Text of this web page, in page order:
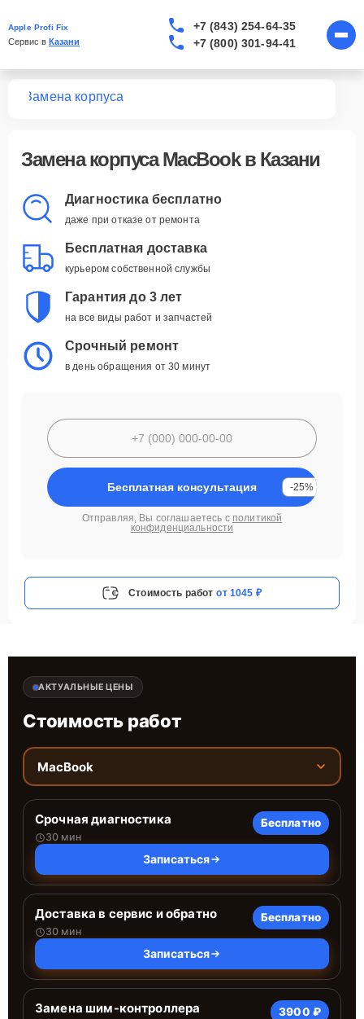
Apple Profi Fix
Сервис в Казани
+7 (843) 254-64-35
+7 (800) 301-94-41
Замена корпуса
Замена корпуса MacBook в Казани
Диагностика бесплатно
даже при отказе от ремонта
Бесплатная доставка
курьером собственной службы
Гарантия до 3 лет
на все виды работ и запчастей
Срочный ремонт
в день обращения от 30 минут
Бесплатная консультация -25%
Отправляя, Вы соглашаетесь с политикой
конфиденциальности
Стоимость работ от 1045 ₽
АКТУАЛЬНЫЕ ЦЕНЫ
Стоимость работ
MacBook
Срочная диагностика
30 мин
Бесплатно
Записаться
Доставка в сервис и обратно
30 мин
Бесплатно
Записаться
Замена шим-контроллера 3900 ₽